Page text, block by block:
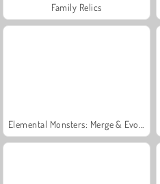
Family Relics